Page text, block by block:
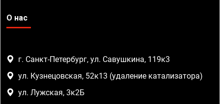
О нас
г. Санкт-Петербург, ул. Савушкина, 119к3
ул. Кузнецовская, 52к13 (удаление катализатора)
ул. Лужская, 3к2Б